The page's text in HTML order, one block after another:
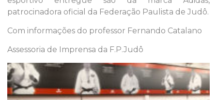
patrocinadora oficial da Federação Paulista de Judô.
Com informações do professor Fernando Catalano
Assessoria de Imprensa da F.P.Judô